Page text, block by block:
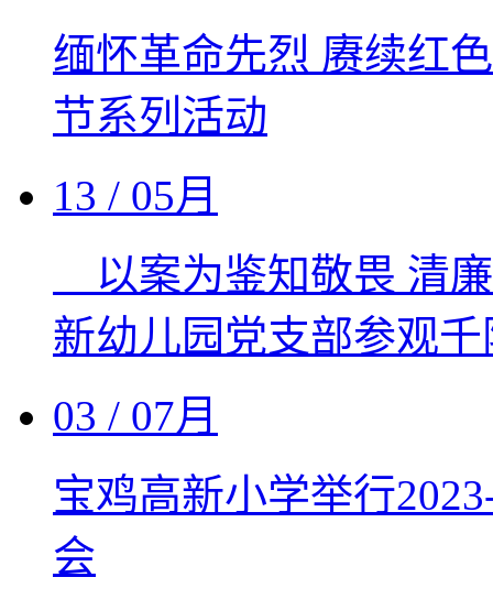
缅怀革命先烈 赓续红
节系列活动
13 / 05月
以案为鉴知敬畏
新幼儿园党支部参观
03 / 07月
宝鸡高新小学举行
会